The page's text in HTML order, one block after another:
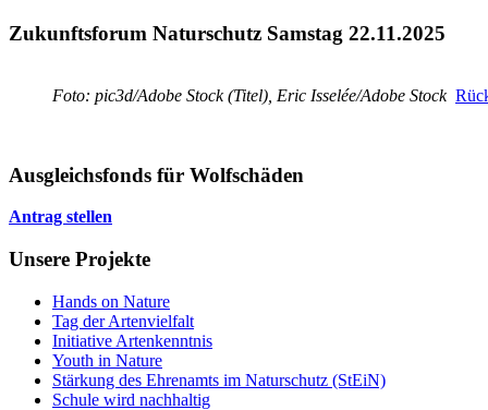
Zukunftsforum Naturschutz Samstag 22.11.2025
Foto: pic3d/Adobe Stock (Titel), Eric Isselée/Adobe Stock
Ausgleichsfonds für Wolfschäden
Antrag stellen
Unsere Projekte
Hands on Nature
Tag der Artenvielfalt
Initiative Artenkenntnis
Youth in Nature
Stärkung des Ehrenamts im Naturschutz (StEiN)
Schule wird nachhaltig